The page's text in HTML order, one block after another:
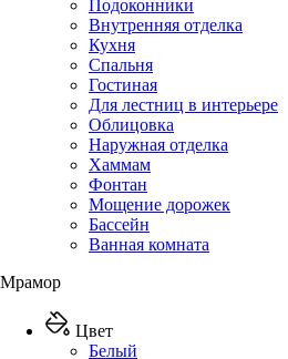
Подоконники
Внутренняя отделка
Кухня
Спальня
Гостиная
Для лестниц в интерьере
Облицовка
Наружная отделка
Хаммам
Фонтан
Мощение дорожек
Бассейн
Ванная комната
Мрамор
Цвет
Белый